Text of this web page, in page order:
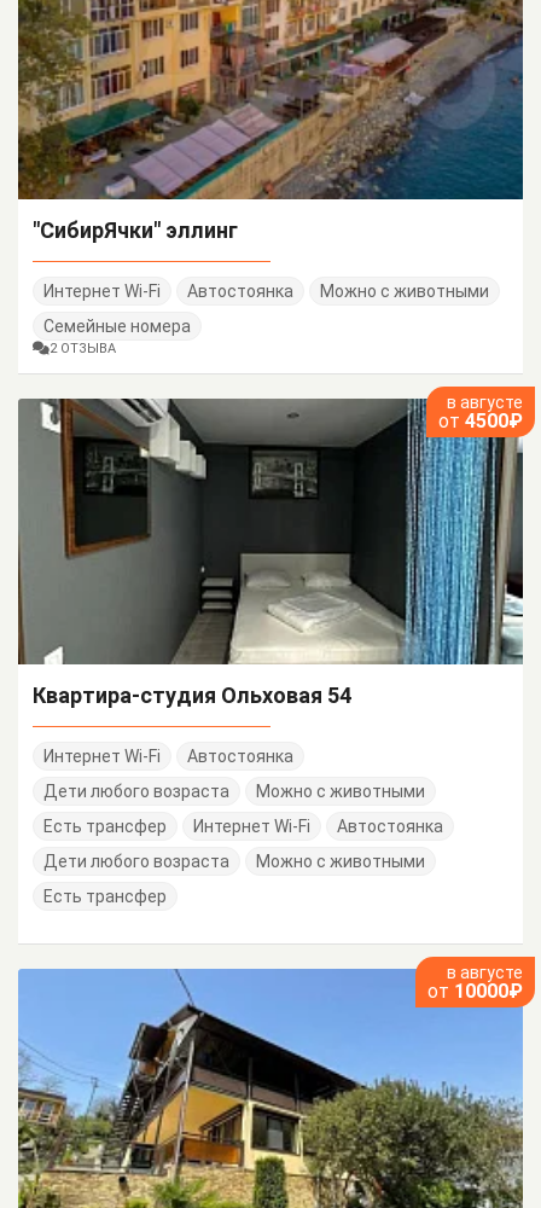
"СибирЯчки" эллинг
Интернет Wi-Fi Автостоянка
Можно с животными
Семейные номера
2 ОТЗЫВА
в августе
от 4500₽
Квартира-студия Ольховая 54
Интернет Wi-Fi
Автостоянка
Дети любого возраста
Можно с животными
Есть трансфер
Интернет Wi-Fi
Автостоянка
Дети любого возраста
Можно с животными
Есть трансфер
в августе
от 10000₽